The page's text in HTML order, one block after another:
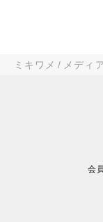
ミキワメ メディ
会